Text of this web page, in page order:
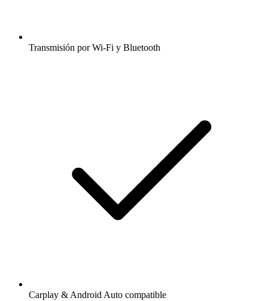
Transmisión por Wi-Fi y Bluetooth
Carplay & Android Auto compatible